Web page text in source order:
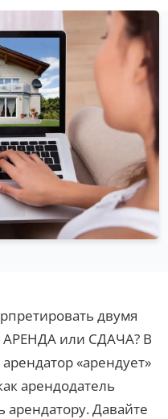
двумя
АРЕНДА или СДАЧА? В
«арендует»
арендодатель
арендатору. Давайте